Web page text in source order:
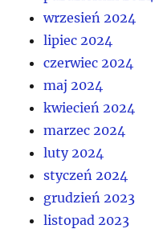
wrzesień 2024
lipiec 2024
czerwiec 2024
maj 2024
kwiecień 2024
marzec 2024
luty 2024
styczeń 2024
grudzień 2023
listopad 2023